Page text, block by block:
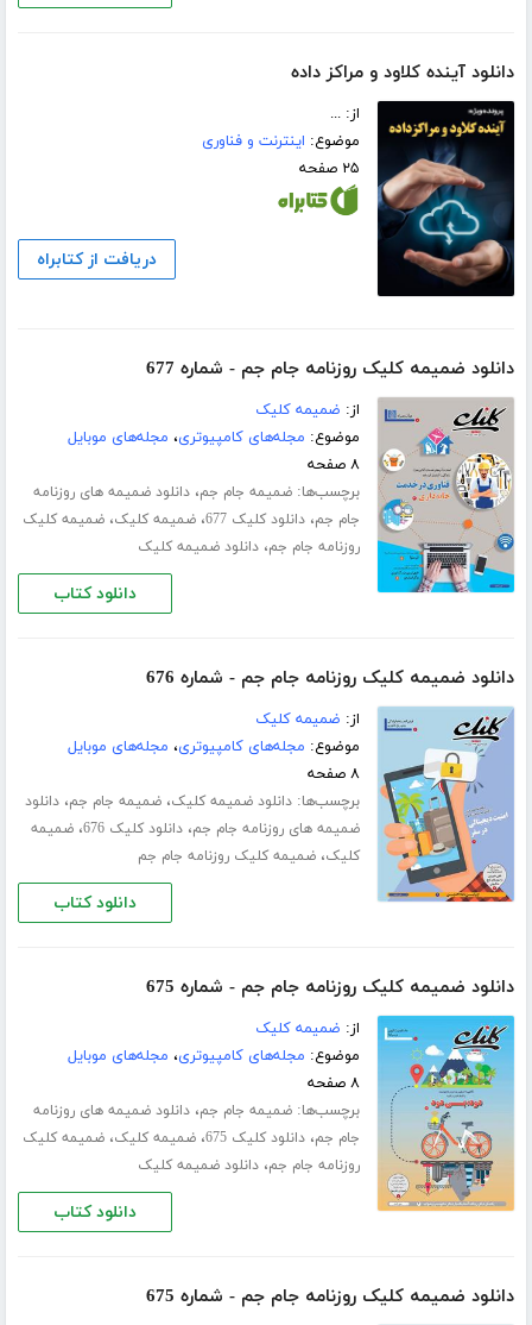
دانلود آینده کلاود و مراکز داده
از: ...
موضوع: اینترنت و فناوری
۲۵ صفحه
دریافت از کتابراه
دانلود ضمیمه کلیک روزنامه جام جم - شماره 677
از: ضمیمه کلیک
موضوع: مجله‌های کامپیوتری، مجله‌های موبایل
۸ صفحه
برچسب‌ها:ضمیمه جام جم،دانلود ضمیمه های روزنامه
جام جم،دانلود کلیک 677 ،ضمیمه کلیک،ضمیمه کلیک
روزنامه جام جم،دانلود ضمیمه کلیک
دانلود کتاب
دانلود ضمیمه کلیک روزنامه جام جم - شماره 676
از: ضمیمه کلیک
موضوع: مجله‌های کامپیوتری، مجله‌های موبایل
۸ صفحه
برچسب‌ها:دانلود ضمیمه کلیک،ضمیمه جام جم،دانلود
ضمیمه های روزنامه جام جم،دانلود کلیک 676 ،ضمیمه
کلیک،ضمیمه کلیک روزنامه جام جم
دانلود کتاب
دانلود ضمیمه کلیک روزنامه جام جم - شماره 675
از: ضمیمه کلیک
موضوع: مجله‌های کامپیوتری، مجله‌های موبایل
۸ صفحه
برچسب‌ها:ضمیمه جام جم،دانلود ضمیمه های روزنامه
جام جم،دانلود کلیک 675 ،ضمیمه کلیک،ضمیمه کلیک
روزنامه جام جم،دانلود ضمیمه کلیک
دانلود کتاب
دانلود ضمیمه کلیک روزنامه جام جم - شماره 675